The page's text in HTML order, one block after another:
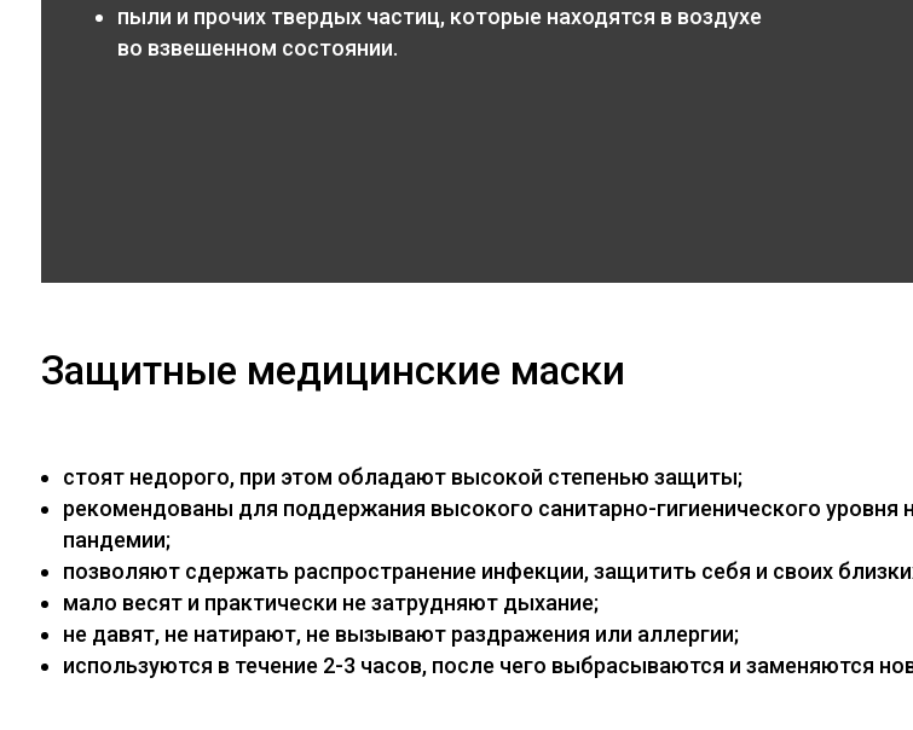
пыли и прочих твердых частиц, которые находятся в воздухе
во взвешенном состоянии.
Защитные медицинские маски
стоят недорого, при этом обладают высокой степенью защиты;
рекомендованы для поддержания высокого санитарно-гигиенического
пандемии;
позволяют сдержать распространение инфекции, защитить себя и своих
мало весят и практически не затрудняют дыхание;
не давят, не натирают, не вызывают раздражения или аллергии;
используются в течение 2-3 часов, после чего выбрасываются и заменяются